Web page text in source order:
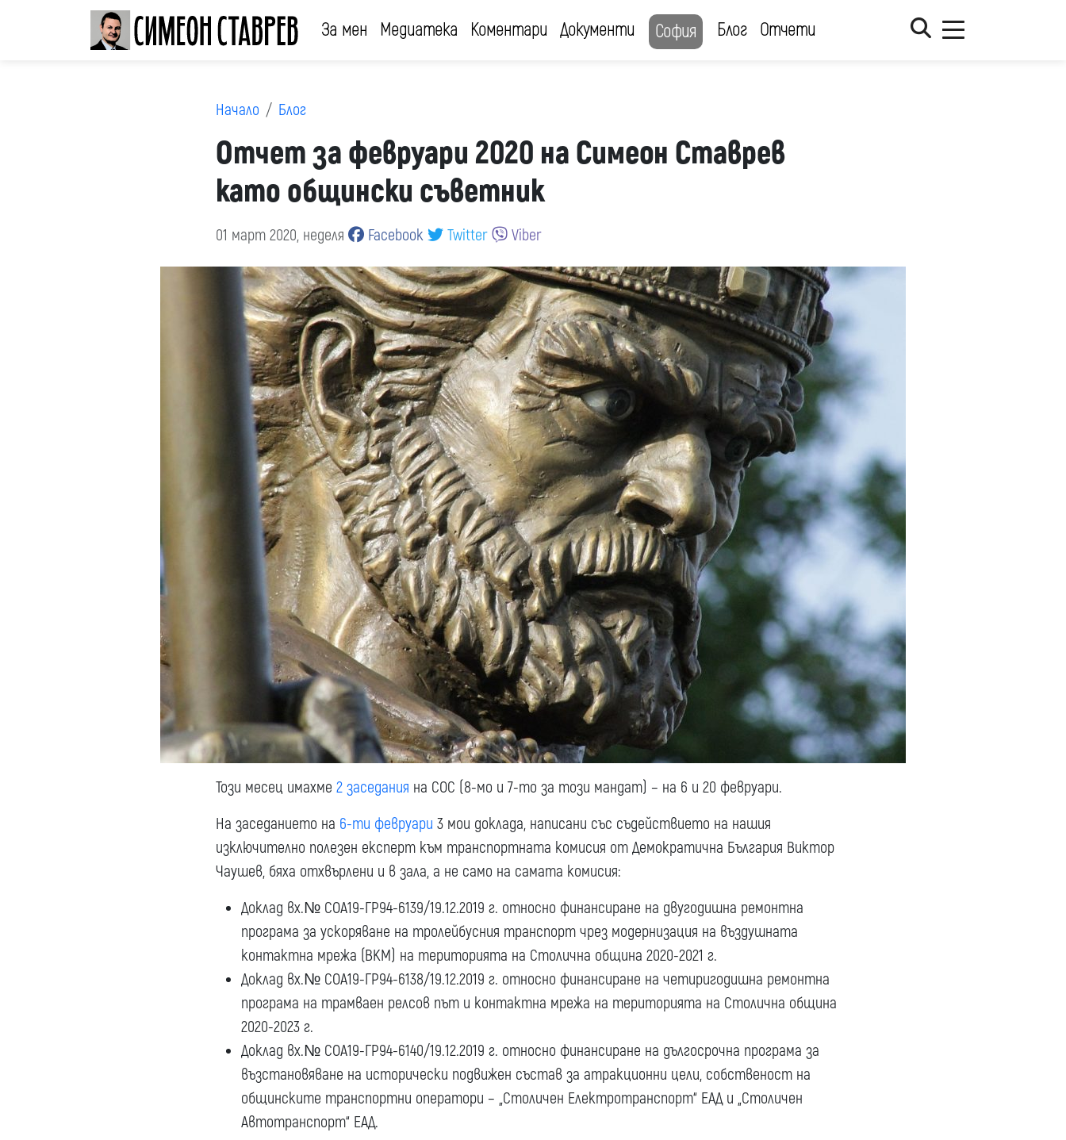
За мен Медиатека Коментари Документи София Блог Отчети
Начало Блог
Отчет за февруари 2020 на Симеон Ставрев
като общински съветник
01 март 2020, неделя Facebook Twitter Viber
Този месец имахме 2 заседания на СОС (8-мо и 7-то за този мандат) – на 6 и 20 февруари.
На заседанието на 6-ти февруари 3 мои доклада, написани със съдействието на нашия
изключително полезен експерт към транспортната комисия от Демократична България Виктор
Чаушев, бяха отхвърлени и в зала, а не само на самата комисия:
Доклад вх.№ СОА19-ГР94-6139/19.12.2019 г. относно финансиране на двугодишна ремонтна
програма за ускоряване на тролейбусния транспорт чрез модернизация на въздушната
контактна мрежа (ВКМ) на територията на Столична община 2020-2021 г.
Доклад вх.№ СОА19-ГР94-6138/19.12.2019 г. относно финансиране на четиригодишна ремонтна
програма на трамваен релсов път и контактна мрежа на територията на Столична община
2020-2023 г.
Доклад вх.№ СОА19-ГР94-6140/19.12.2019 г. относно финансиране на дългосрочна програма за
възстановяване на исторически подвижен състав за атракционни цели, собственост на
общинските транспортни оператори – „Столичен Електротранспорт“ ЕАД и „Столичен
Автотранспорт“ ЕАД.